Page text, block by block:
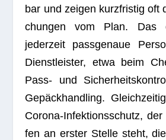
bar und zei­gen kurz­fris­tig oft
chun­gen vom Plan. Das
jeder­zeit pass­ge­naue
Dienst­leis­ter, etwa beim
Pass- und
Gepäck­hand­ling.
Corona-Infek­ti­ons­schutz,
fen an ers­ter Stelle steht,